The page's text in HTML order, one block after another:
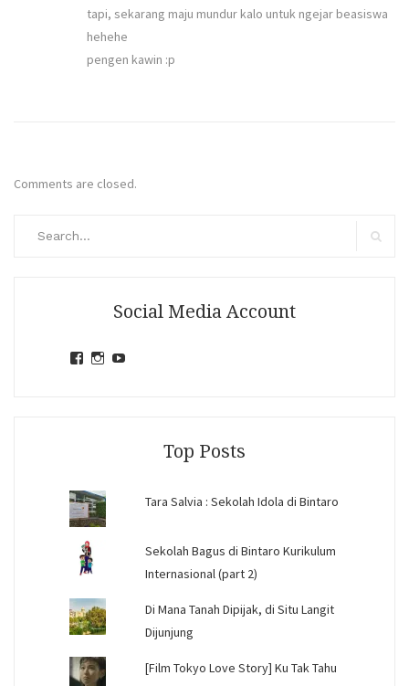
tapi, sekarang maju mundur kalo untuk ngejar beasiswa
hehehe
pengen kawin :p
Comments are closed.
Social Media Account
ViewView
Top Posts
Tara Salvia : Sekolah Idola di Bintaro
Sekolah Bagus di Bintaro Kurikulum
Internasional (part 2)
Di Mana Tanah Dipijak, di Situ Langit
Dijunjung
[Film Tokyo Love Story] Ku Tak Tahu